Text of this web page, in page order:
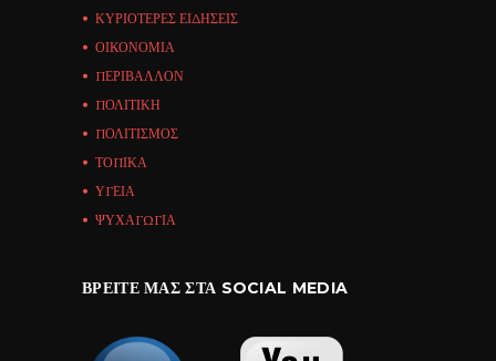
ΚΥΡΙΟΤΕΡΕΣ ΕΙΔΗΣΕΙΣ
ΟΙΚΟΝΟΜΙΑ
ΠΕΡΙΒΑΛΛΟΝ
ΠΟΛΙΤΙΚΗ
ΠΟΛΙΤΙΣΜΟΣ
ΤΟΠΙΚΑ
ΥΓΕΙΑ
ΨΥΧΑΓΩΓΙΑ
ΒΡΕΊΤΕ ΜΑΣ ΣΤΑ SOCIAL MEDIA